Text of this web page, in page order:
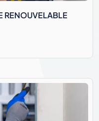
RENOUVELABLE